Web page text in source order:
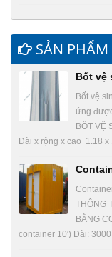
SẢN PHẨM
Bốt vệ
Bốt vệ
ứng
BỐT VỆ
Dài x rộng x cao 1.18
THÔNG
BẰNG
container 10′) Dài: